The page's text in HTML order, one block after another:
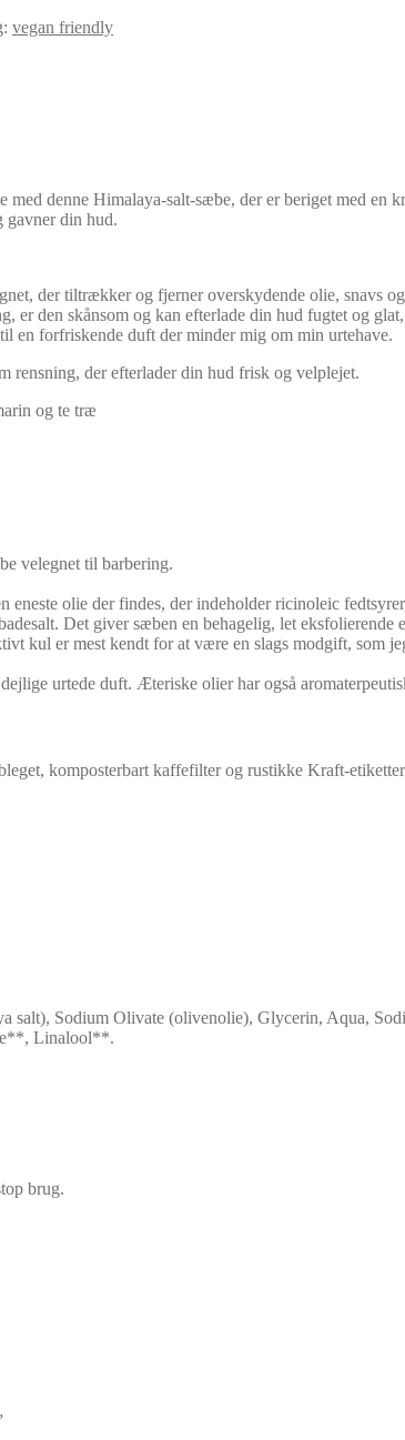
vegan friendly
denne Himalaya-salt-sæbe, der er beriget med
gavner din hud.
der tiltrækker og fjerner overskydende olie, snavs
er den skånsom og kan efterlade din hud fugtet og
en forfriskende duft der minder mig om min urtehave.
rensning, der efterlader din hud frisk og velplejet.
og te træ
velegnet til barbering.
eneste olie der findes, der indeholder ricinoleic
Det giver sæben en behagelig, let eksfolierende
kul er mest kendt for at være en slags modgift, som
urtede duft. Æteriske olier har også
komposterbart kaffefilter og rustikke Kraft-
salt), Sodium Olivate (olivenolie), Glycerin, Aqua,
Linalool**.
brug.